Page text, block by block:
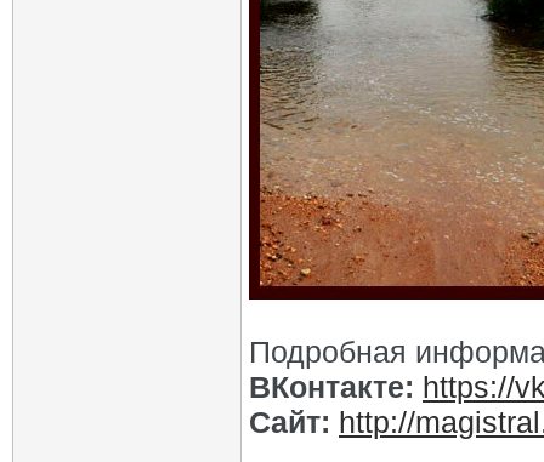
Подробная
ВКонтакте: https://
Сайт: http://